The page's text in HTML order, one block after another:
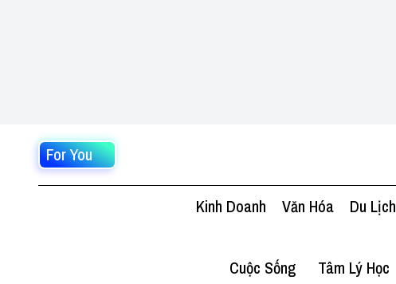
For You
Kinh Doanh Văn Hóa Du Lịch
Cuộc Sống Tâm Lý Học